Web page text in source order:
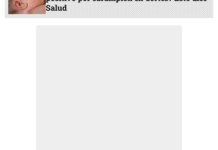
Salud